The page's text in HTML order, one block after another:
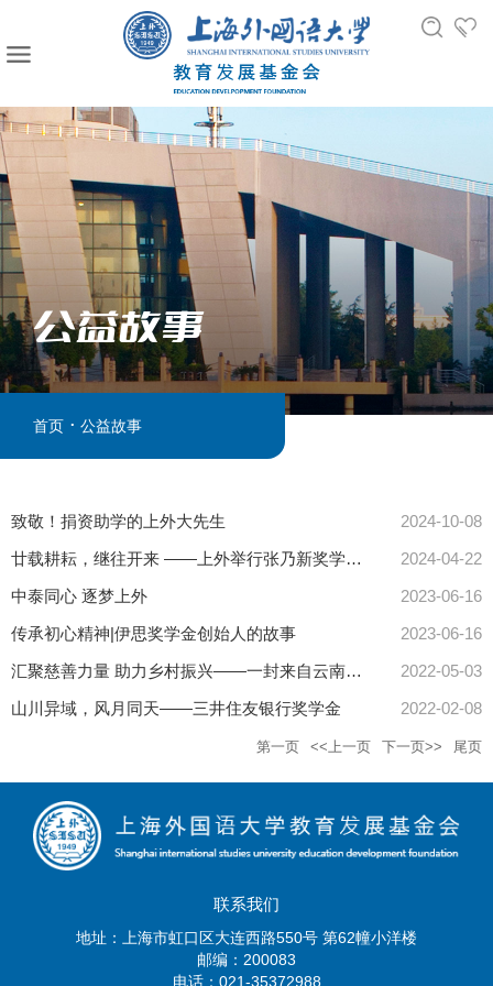
公益故事
首页 . 公益故事
2024-10-08
致敬！捐资助学的上外大先生
2024-04-22
廿载耕耘，继往开来 ——上外举行张乃新奖学金设立二十周年纪念活动
2023-06-16
中泰同心 逐梦上外
2023-06-16
传承初心精神|伊思奖学金创始人的故事
2022-05-03
汇聚慈善力量 助力乡村振兴——一封来自云南省永胜县第一中学的感谢信
2022-02-08
山川异域，风月同天——三井住友银行奖学金
第一页 <<上一页 下一页>> 尾页
联系我们
地址：上海市虹口区大连西路550号 第62幢小洋楼
邮编：200083
电话：021-35372988